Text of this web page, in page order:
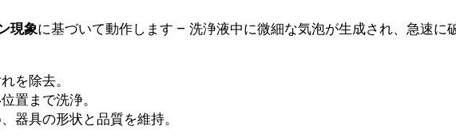
現象に基づいて動作します – 洗浄液中に微細な気泡が生成され、急速に
を除去。
置まで洗浄。
器具の形状と品質を維持。